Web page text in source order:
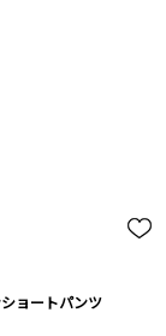
ョートパンツ